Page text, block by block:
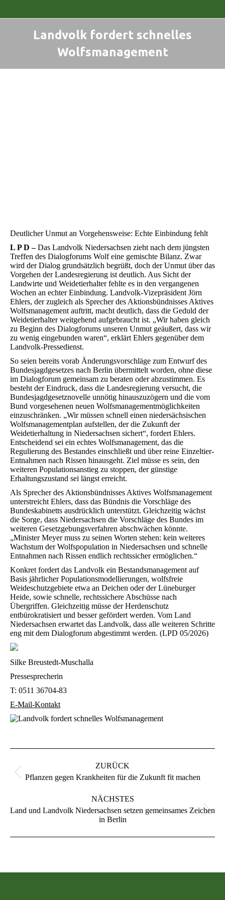
Landvolk fordert schnelles
Wolfsmanagement
Deutlicher Unmut an Vorgehensweise: Echte Einbindung fehlt
L P D –Das Landvolk Niedersachsen zieht nach dem jüngsten
Treffen des Dialogforums Wolf eine gemischte Bilanz. Zwar
wird der Dialog grundsätzlich begrüßt, doch der Unmut über das
Vorgehen der Landesregierung ist deutlich. Aus Sicht der
Landwirte und Weidetierhalter fehlte es in den vergangenen
Wochen an echter Einbindung. Landvolk-Vizepräsident Jörn
Ehlers, der zugleich als Sprecher des Aktionsbündnisses Aktives
Wolfsmanagement auftritt, macht deutlich, dass die Geduld der
Weidetierhalter weitgehend aufgebraucht ist. „Wir haben gleich
zu Beginn des Dialogforums unseren Unmut geäußert, dass wir
zu wenig eingebunden waren“, erklärt Ehlers gegenüber dem
Landvolk-Pressedienst.
So seien bereits vorab Änderungsvorschläge zum Entwurf des
Bundesjagdgesetzes nach Berlin übermittelt worden, ohne diese
im Dialogforum gemeinsam zu beraten oder abzustimmen. Es
besteht der Eindruck, dass die Landesregierung versucht, die
Bundesjagdgesetznovelle unnötig hinauszuzögern und die vom
Bund vorgesehenen neuen Wolfsmanagementmöglichkeiten
einzuschränken. „Wir müssen schnell einen niedersächsischen
Wolfsmanagementplan aufstellen, der die Zukunft der
Weidetierhaltung in Niedersachsen sichert“, fordert Ehlers.
Entscheidend sei ein echtes Wolfsmanagement, das die
Regulierung des Bestandes einschließt und über reine Einzeltier-
Entnahmen nach Rissen hinausgeht. Ziel müsse es sein, den
weiteren Populationsanstieg zu stoppen, der günstige
Erhaltungszustand sei längst erreicht.
Als Sprecher des Aktionsbündnisses Aktives Wolfsmanagement
unterstreicht Ehlers, dass das Bündnis die Vorschläge des
Bundeskabinetts ausdrücklich unterstützt. Gleichzeitig wächst
die Sorge, dass Niedersachsen die Vorschläge des Bundes im
weiteren Gesetzgebungsverfahren abschwächen könnte.
„Minister Meyer muss zu seinen Worten stehen: kein weiteres
Wachstum der Wolfspopulation in Niedersachsen und schnelle
Entnahmen nach Rissen endlich rechtssicher ermöglichen.“
Konkret fordert das Landvolk ein Bestandsmanagement auf
Basis jährlicher Populationsmodellierungen, wolfsfreie
Weideschutzgebiete etwa an Deichen oder der Lüneburger
Heide, sowie schnelle, rechtssichere Abschüsse nach
Übergriffen. Gleichzeitig müsse der Herdenschutz
entbürokratisiert und besser gefördert werden. Vom Land
Niedersachsen erwartet das Landvolk, dass alle weiteren Schritte
eng mit dem Dialogforum abgestimmt werden. (LPD 05/2026)
Silke Breustedt-Muschalla
Pressesprecherin
T: 0511 36704-83
E-Mail-Kontakt
ZURÜCK
Vorheriger
Pflanzen gegen Krankheiten für die Zukunft fit machen
NÄCHSTES
Nächster
Beitrag:
Land und Landvolk Niedersachsen setzen gemeinsames Zeichen
in Berlin